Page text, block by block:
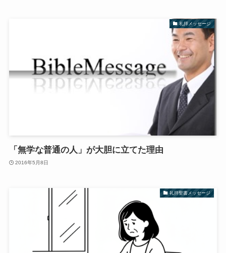
礼拝メッセージ
「無学な普通の人」が大胆に立てた理由
2016年5月8日
礼拝聖書メッセージ